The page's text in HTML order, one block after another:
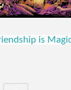
is